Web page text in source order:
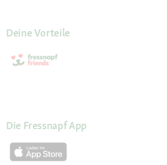
Deine Vorteile
Die Fressnapf App